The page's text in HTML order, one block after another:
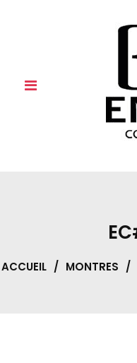
ACCUEIL / MONTRES /